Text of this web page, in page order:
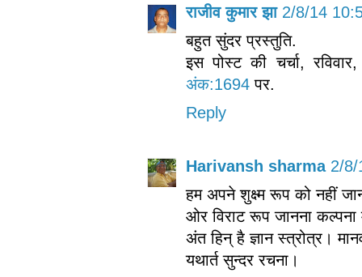
राजीव कुमार झा 2/8/14
बहुत सुंदर प्रस्तुति.
इस पोस्ट की चर्चा,
अंक:1694पर.
Reply
Harivansh sharma 2/8/
हम अपने शुक्ष्म रूप को नहीं
ओर विराट रूप जानना कल्पना
अंत हिन् है ज्ञान स्त्रोत्र।
यथार्त सुन्दर रचना।